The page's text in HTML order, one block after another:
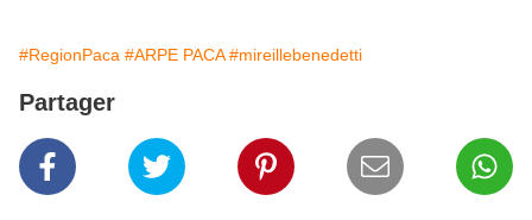
#RegionPaca #ARPE PACA #mireillebenedetti
Partager